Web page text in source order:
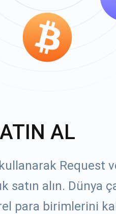
AL
kullanarak Request
satın alın. Dünya
para birimlerini